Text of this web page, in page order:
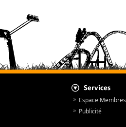
Espace Membres
Publicité